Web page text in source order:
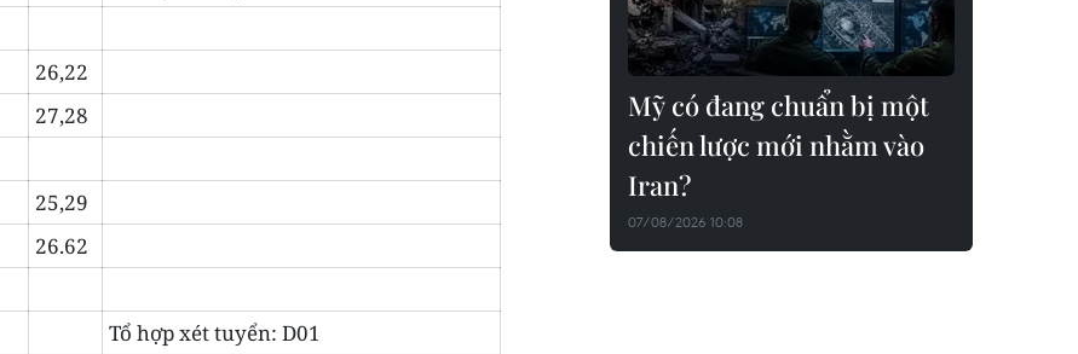
26,22
27,28
25,29
26.62
Tổ hợp xét tuyển: D01
Mỹ có đang chuẩn bị một
chiến lược mới nhằm vào
Iran?
07/08/2026 10:08